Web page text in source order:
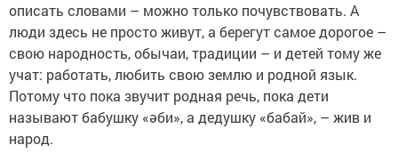
описать словами – можно только почувствовать. А
люди здесь не просто живут, а берегут самое дорогое –
свою народность, обычаи, традиции – и детей тому же
учат: работать, любить свою землю и родной язык.
Потому что пока звучит родная речь, пока дети
называют бабушку «әби», а дедушку «бабай», – жив и
народ.